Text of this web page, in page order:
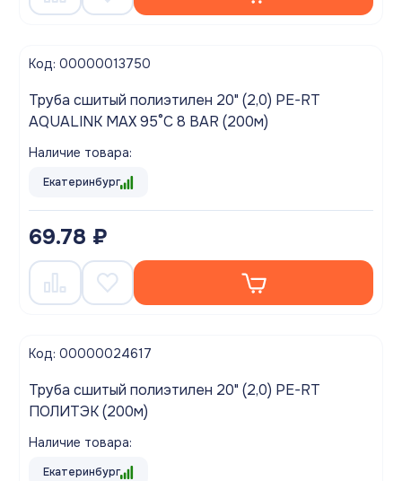
Код: 00000013750
Труба сшитый полиэтилен 20" (2,0) PE-RT
AQUALINK MAX 95°C 8 BAR (200м)
Наличие товара:
Екатеринбург
69.78 ₽
Код: 00000024617
Труба сшитый полиэтилен 20" (2,0) PE-RT
ПОЛИТЭК (200м)
Наличие товара:
Екатеринбург